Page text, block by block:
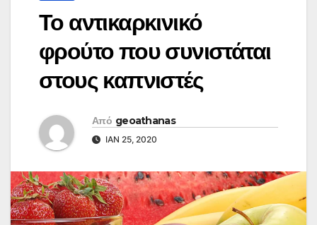
Το αντικαρκινικό
φρούτο που συνιστάται
στους καπνιστές
Από geoathanas
ΙΑΝ 25, 2020